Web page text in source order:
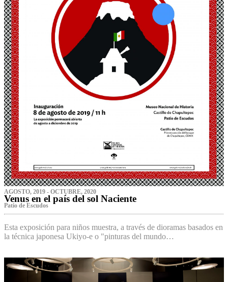
AGOSTO, 2019 - OCTUBRE, 2020
Venus en el país del sol Naciente
P‌atio de Escudos
Esta exposición para niños muestra, a través de dioramas basados en
la técnica japonesa Ukiyo-e o "pinturas del mundo…